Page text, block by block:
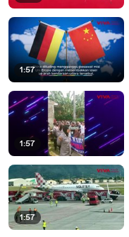
1:57
1:57
1:57